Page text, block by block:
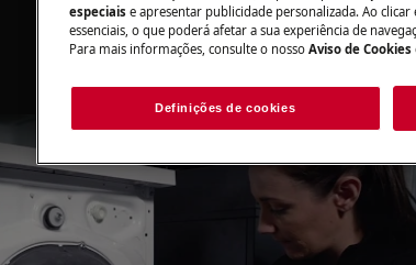
especiais e apresentar publicidade personalizada. Ao
essenciais, o que poderá afetar a sua experiência de
Para mais informações, consulte o nosso Aviso de Cookies
Definições de cookies